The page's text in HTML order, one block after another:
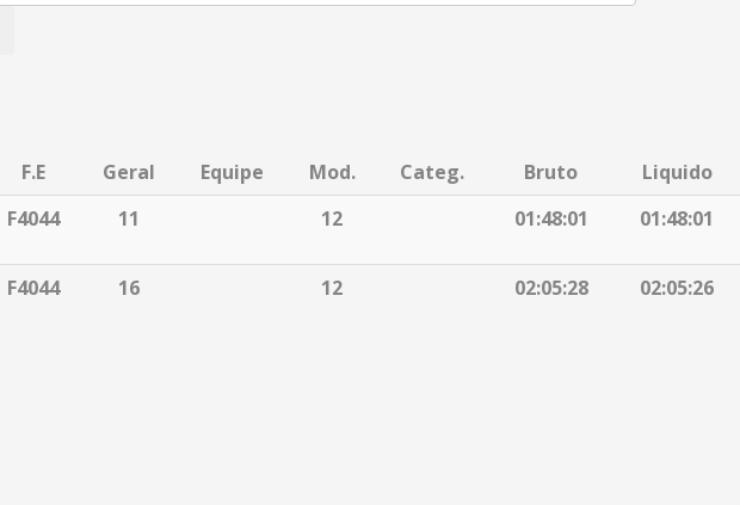
F.E Geral Equipe Mod. Categ. Bruto Liquido
F4044 11 12 01:48:01 01:48:01
F4044 16 12 02:05:28 02:05:26